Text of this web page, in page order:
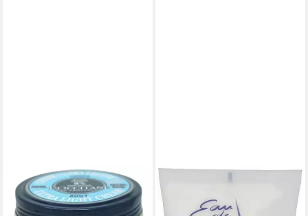
L'OCCITANE
Körperbutter L'Occitane Ultra
Light Body Lotion 5% Shea
Packung, 1-tlg., 200 ml